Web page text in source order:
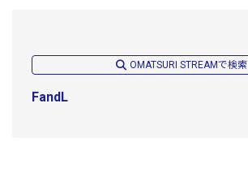
OMATSURI STREAMで検索
FandL